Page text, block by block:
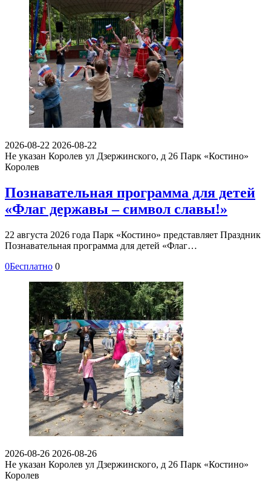
2026-08-22 2026-08-22
Не указан Королев ул Дзержинского, д 26 Парк «Костино»
Королев
Познавательная программа для детей
«Флаг державы – символ славы!»
22 августа 2026 года Парк «Костино» представляет Праздник
Познавательная программа для детей «Флаг…
0Бесплатно 0
2026-08-26 2026-08-26
Не указан Королев ул Дзержинского, д 26 Парк «Костино»
Королев